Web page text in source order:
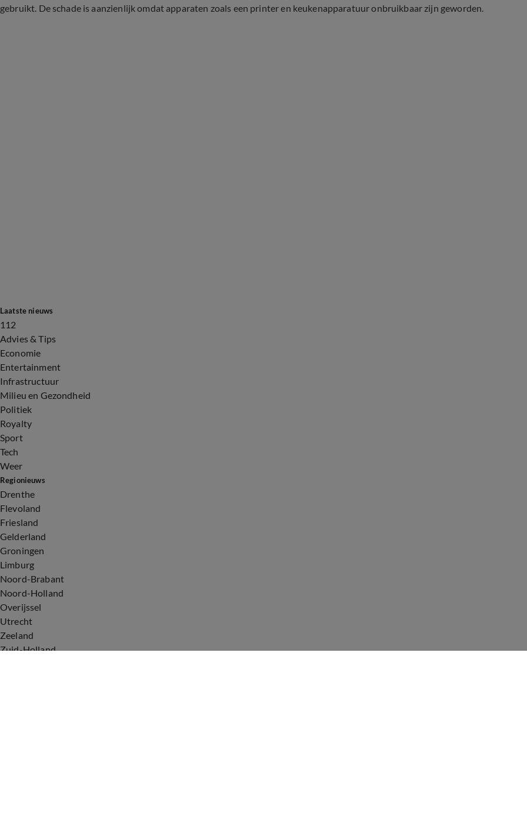
gebruikt. De schade is aanzienlijk omdat apparaten zoals een printer en keukenapparatuur onbruikbaar zijn geworden.
Laatste nieuws
112
Advies & Tips
Economie
Entertainment
Infrastructuur
Milieu en Gezondheid
Politiek
Royalty
Sport
Tech
Weer
Regionieuws
Drenthe
Flevoland
Friesland
Gelderland
Groningen
Limburg
Noord-Brabant
Noord-Holland
Overijssel
Utrecht
Zeeland
Zuid-Holland